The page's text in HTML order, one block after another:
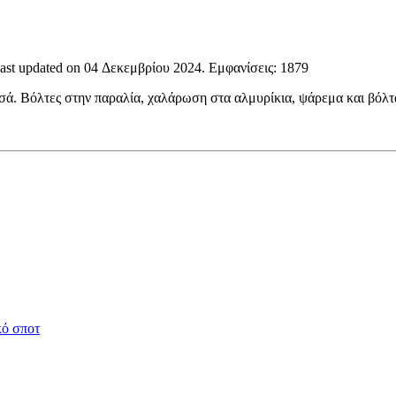
updated on 04 Δεκεμβρίου 2024. Εμφανίσεις: 1879
Βόλτες στην παραλία, χαλάρωση στα αλμυρίκια, ψάρεμα και
σποτ